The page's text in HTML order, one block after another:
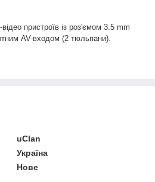
пристроїв із роз'ємом 3.5 mm
AV-входом (2 тюльпани).
uClan
Україна
Нове